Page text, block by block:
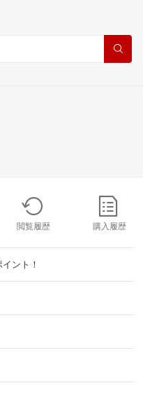
閲覧履歴 購入履歴
ント！